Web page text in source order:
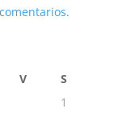
V
S
1